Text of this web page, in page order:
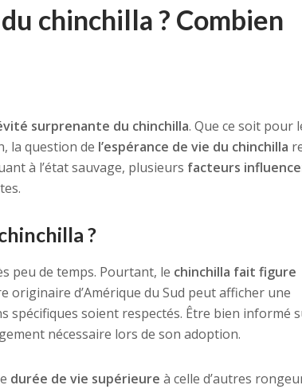
chinchilla ? Combien
surprenante du chinchilla. Que ce soit pour
la question de l’espérance de vie du chinchilla
à l’état sauvage, plusieurs facteurs
?
peu de temps. Pourtant, le chinchilla fait figure
originaire d’Amérique du Sud peut afficher une
spécifiques soient respectés. Être bien informé
nécessaire lors de son adoption.
durée de vie supérieure à celle d’autres